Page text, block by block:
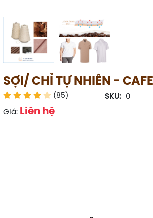
SỢI/ CHỈ TỰ NHIÊN - CAFE
(85) SKU: 0
Giá: Liên hệ